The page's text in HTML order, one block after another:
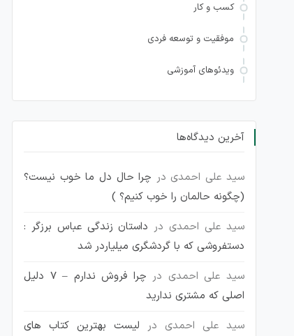
کسب و کار
موفقیت و توسعه فردی
ویدئوهای آموزشی
آخرین دیدگاه‌ها
سید علی احمدی در چرا حال دل ما خوب نیست؟
(چگونه حالمان را خوب کنیم؟ )
سید علی احمدی در داستان زندگی عباس برزگر :
دستفروشی که با گردشگری میلیاردر شد
سید علی احمدی در
چرا فروش ندارم – 7 دلیل
اصلی که مشتری ندارید
سید علی احمدی در لیست بهترین کتاب های